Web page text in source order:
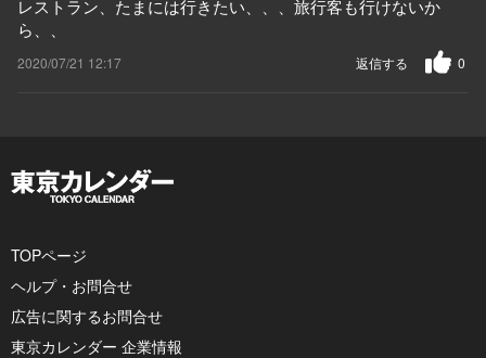
レストラン、たまには行きたい、、、旅行客も行けないか
ら、、
2020/07/21 12:17 0
返信する
TOPページ
ヘルプ・お問合せ
広告に関するお問合せ
東京カレンダー 企業情報